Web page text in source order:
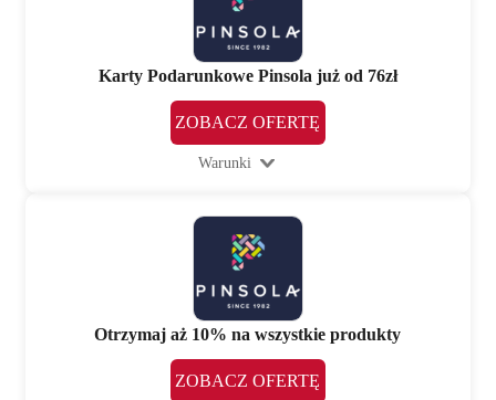
Karty Podarunkowe Pinsola już od 76zł
ZOBACZ OFERTĘ
Warunki
Otrzymaj aż 10% na wszystkie produkty
ZOBACZ OFERTĘ